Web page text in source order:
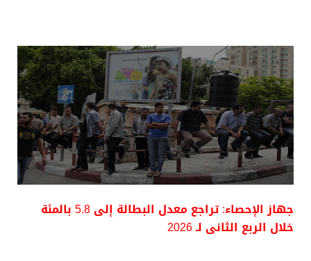
جهاز الإحصاء: تراجع معدل البطالة إلى 5.8 بالمئة
خلال الربع الثانى لـ 2026